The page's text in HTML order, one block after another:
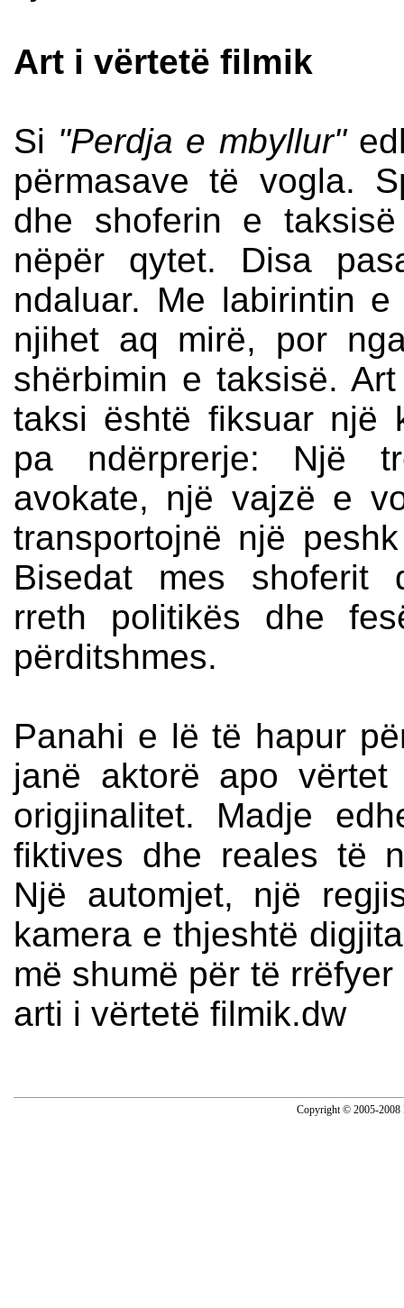
Art i vërtetë filmik
Si "Perdja e mbyllur"
përmasave të vogla.
dhe shoferin e
nëpër qytet. Disa
ndaluar. Me labirintin
njihet aq mirë, por
shërbimin e taksisë.
taksi është fiksuar një
pa ndërprerje: Një
avokate, një vajzë e
transportojnë një
Bisedat mes shoferit
rreth politikës dhe
përditshmes.
Panahi e lë të hapur
janë aktorë apo
origjinalitet. Madje
fiktives dhe reales të
Një automjet, një
kamera e thjeshtë
më shumë për të
arti i vërtetë filmik.dw
Copyright © 2005-